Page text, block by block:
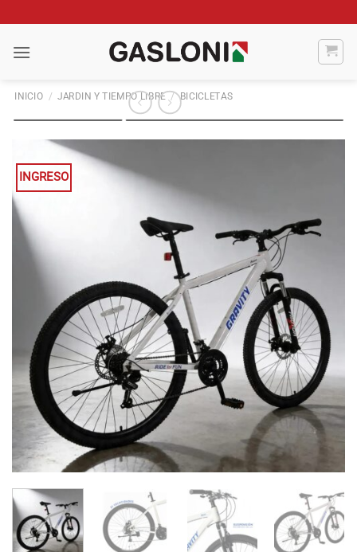
al
contenido
INICIO / JARDIN Y TIEMPO LIBRE / BICICLETAS
INGRESO